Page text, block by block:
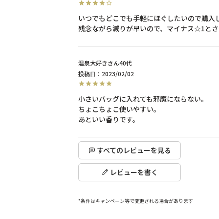
いつでもどこでも手軽にほぐしたいので購入
残念ながら減りが早いので、マイナス☆1と
温泉大好き
40代
投稿日
2023/02/02
小さいバッグに入れても邪魔にならない。
ちょこちょこ使いやすい。
あといい香りです。
すべてのレビューを見る
レビューを書く
*条件はキャンペーン等で変更される場合があります